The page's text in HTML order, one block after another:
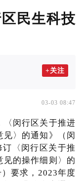
民生科技
+关注
03-03 08:47
〈闵行区关于推进
〉的通知》（闵
〈闵行区关于推
的操作细则〉的
要求，2023年度